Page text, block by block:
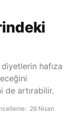
hafıza
de artırabilir.
26 Nisan